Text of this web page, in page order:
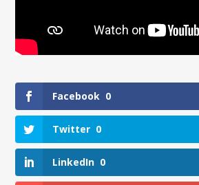
Facebook 0
Twitter 0
LinkedIn 0